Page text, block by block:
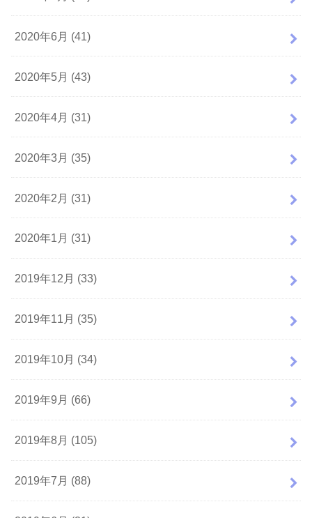
2020年6月 (41)
2020年5月 (43)
2020年4月 (31)
2020年3月 (35)
2020年2月 (31)
2020年1月 (31)
2019年12月 (33)
2019年11月 (35)
2019年10月 (34)
2019年9月 (66)
2019年8月 (105)
2019年7月 (88)